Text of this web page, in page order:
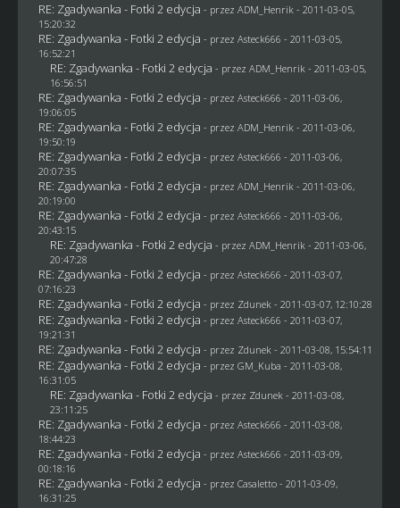
RE: Zgadywanka - Fotki 2 edycja - przez ADM_Henrik - 2011-03-05,
15:20:32
RE: Zgadywanka - Fotki 2 edycja - przez Asteck666 - 2011-03-05,
16:52:21
RE: Zgadywanka - Fotki 2 edycja - przez ADM_Henrik - 2011-03-05,
16:56:51
RE: Zgadywanka - Fotki 2 edycja - przez Asteck666 - 2011-03-06,
19:06:05
RE: Zgadywanka - Fotki 2 edycja - przez ADM_Henrik - 2011-03-06,
19:50:19
RE: Zgadywanka - Fotki 2 edycja - przez Asteck666 - 2011-03-06,
20:07:35
RE: Zgadywanka - Fotki 2 edycja - przez ADM_Henrik - 2011-03-06,
20:19:00
RE: Zgadywanka - Fotki 2 edycja - przez Asteck666 - 2011-03-06,
20:43:15
RE: Zgadywanka - Fotki 2 edycja - przez ADM_Henrik - 2011-03-06,
20:47:28
RE: Zgadywanka - Fotki 2 edycja - przez Asteck666 - 2011-03-07,
07:16:23
RE: Zgadywanka - Fotki 2 edycja - przez Zdunek - 2011-03-07, 12:10:28
RE: Zgadywanka - Fotki 2 edycja - przez Asteck666 - 2011-03-07,
19:21:31
RE: Zgadywanka - Fotki 2 edycja - przez Zdunek - 2011-03-08, 15:54:11
RE: Zgadywanka - Fotki 2 edycja - przez GM_Kuba - 2011-03-08,
16:31:05
RE: Zgadywanka - Fotki 2 edycja - przez Zdunek - 2011-03-08,
23:11:25
RE: Zgadywanka - Fotki 2 edycja - przez Asteck666 - 2011-03-08,
18:44:23
RE: Zgadywanka - Fotki 2 edycja - przez Asteck666 - 2011-03-09,
00:18:16
RE: Zgadywanka - Fotki 2 edycja - przez Casaletto- 2011-03-09,
16:31:25